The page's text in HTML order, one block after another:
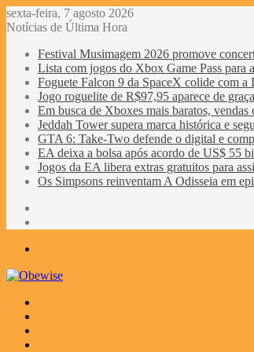
sexta-feira, 7 agosto 2026
Notícias de Última Hora
Festival Musimagem 2026 promove
Lista com jogos do Xbox Game Pass para
Foguete Falcon 9 da SpaceX colide com a
Jogo roguelite de R$97,95 aparece de
Em busca de Xboxes mais baratos, vendas
Jeddah Tower supera marca histórica e
GTA 6: Take-Two defende o digital e
EA deixa a bolsa após acordo de US$ 55
Jogos da EA libera extras gratuitos para
Os Simpsons reinventam A Odisseia em